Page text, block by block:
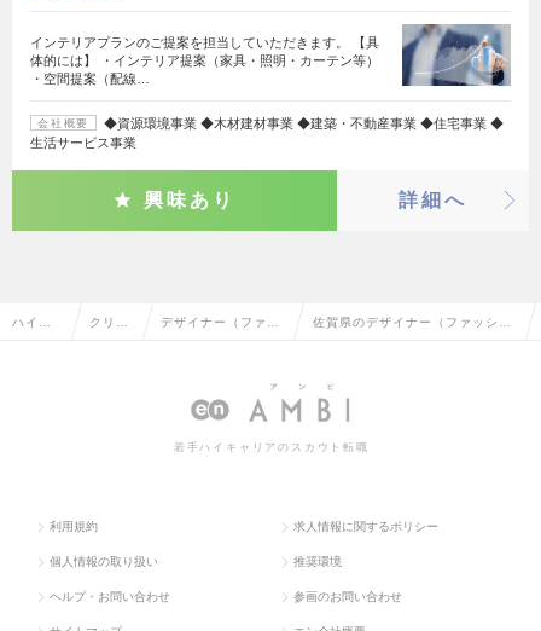
インテリアプランのご提案を担当していただきます。 【具
体的には】 ・インテリア提案（家具・照明・カーテン等）
・空間提案（配線…
会社概要
◆資源環境事業 ◆木材建材事業 ◆建築・不動産事業 ◆住宅事業 ◆
生活サービス事業
興味あり 詳細へ
ハイク クリエ デザイナー（ファッ
ア・工業）
佐賀県のデザイナー（ファッショ
求人情報一覧
若手ハイキャリアのスカウト転職
利用規約 求人情報に関するポリシー
個人情報の取り扱い 推奨環境
ヘルプ・お問い合わせ 参画のお問い合わせ